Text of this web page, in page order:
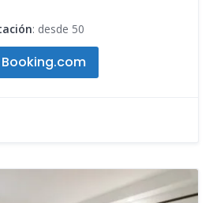
: desde 50
Booking.com